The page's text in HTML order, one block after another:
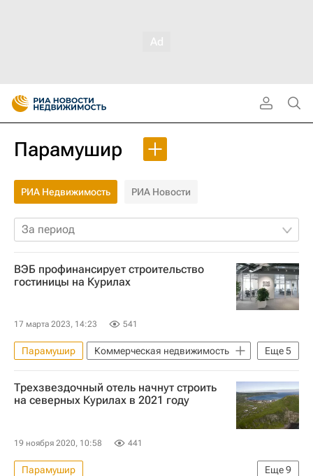
Парамушир
РИА Недвижимость РИА Новости
За период
ВЭБ профинансирует строительство
гостиницы на Курилах
17 марта 2023, 14:23 541
Еще5
Парамушир
Коммерческая недвижимость
Курильские острова
Россия
Гостиницы
Отели Строительство
Трехзвездочный отель начнут строить
на северных Курилах в 2021 году
19 ноября 2020, 10:58 441
Еще9
Парамушир